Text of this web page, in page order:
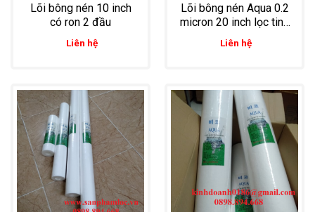
Lõi bông nén 10 inch
có ron 2 đầu
Liên hệ
Lõi bông nén Aqua 0.2
micron 20 inch lọc tinh
cặn mịn trong nước
mắm
Liên hệ